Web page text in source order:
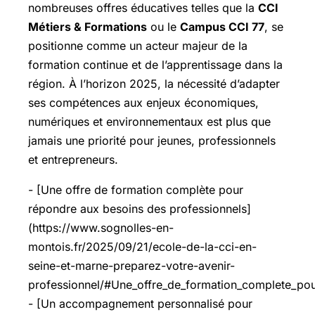
nombreuses offres éducatives telles que la CCI
Métiers & Formations ou le Campus CCI 77, se
positionne comme un acteur majeur de la
formation continue et de l’apprentissage dans la
région. À l’horizon 2025, la nécessité d’adapter
ses compétences aux enjeux économiques,
numériques et environnementaux est plus que
jamais une priorité pour jeunes, professionnels
et entrepreneurs.
- [Une offre de formation complète pour
répondre aux besoins des professionnels]
(https://www.sognolles-en-
montois.fr/2025/09/21/ecole-de-la-cci-en-
seine-et-marne-preparez-votre-avenir-
professionnel/
- [Un accompagnement personnalisé pour